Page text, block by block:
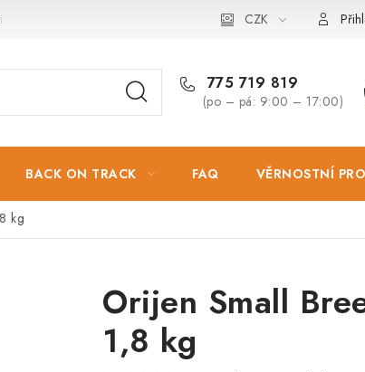
Podmínky ochrany osobních údajů
CZK
775 719 819
(po – pá: 9:00 – 17:00)
BACK ON TRACK FAQ VĚRNOSTNÍ
kg
Orijen Small
1,8 kg